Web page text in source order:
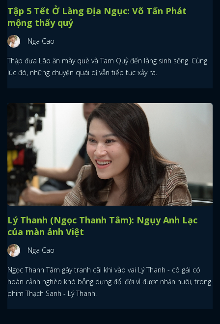
Tập 5 Tết Ở Làng Địa Ngục: Võ Tấn Phát
mộng thấy quỷ
Nga Cao
Thập đưa Lão ăn mày què và Tam Quỷ đến làng sinh sống. Cùng
lúc đó, những chuyện quái dị vẫn tiếp tục xảy ra.
Lý Thanh (Ngọc Thanh Tâm): Ngụy Anh Lạc
của màn ảnh Việt
Nga Cao
Ngọc Thanh Tâm gây tranh cãi khi vào vai Lý Thanh - cô gái có
hoàn cảnh nghèo khó bỗng dưng đổi đời vì được nhận nuôi, trong
phim Thạch Sanh - Lý Thanh.